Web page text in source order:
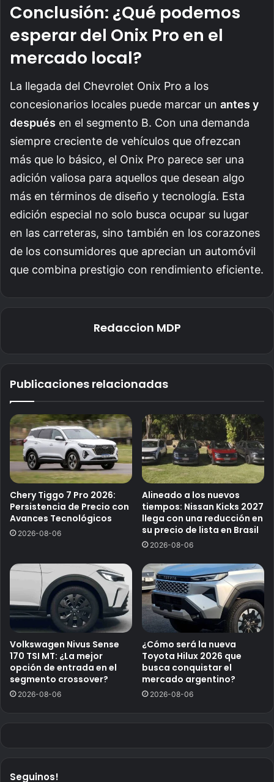
Conclusión: ¿Qué podemos
esperar del Onix Pro en el
mercado local?
La llegada del Chevrolet Onix Pro a los
concesionarios locales puede marcar un antes y
después en el segmento B. Con una demanda
siempre creciente de vehículos que ofrezcan
más que lo básico, el Onix Pro parece ser una
adición valiosa para aquellos que desean algo
más en términos de diseño y tecnología. Esta
edición especial no solo busca ocupar su lugar
en las carreteras, sino también en los corazones
de los consumidores que aprecian un automóvil
que combina prestigio con rendimiento eficiente.
Redaccion MDP
Publicaciones relacionadas
Chery Tiggo 7 Pro 2026:
Persistencia de Precio con
Avances Tecnológicos
2026-08-06
Alineado a los nuevos
tiempos: Nissan Kicks 2027
llega con una reducción en
su precio de lista en Brasil
2026-08-06
Volkswagen Nivus Sense
170 TSI MT: ¿La mejor
opción de entrada en el
segmento crossover?
2026-08-06
¿Cómo será la nueva
Toyota Hilux 2026 que
busca conquistar el
mercado argentino?
2026-08-06
Seguinos!